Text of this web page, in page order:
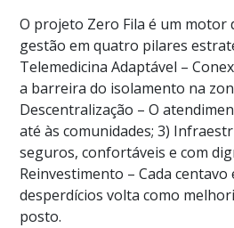
O projeto Zero Fila é um motor
gestão em quatro pilares
Telemedicina Adaptável –
a barreira do isolamento na
Descentralização – O
até às comunidades; 3)
seguros, confortáveis e com
Reinvestimento – Cada centavo
desperdícios volta como
posto.